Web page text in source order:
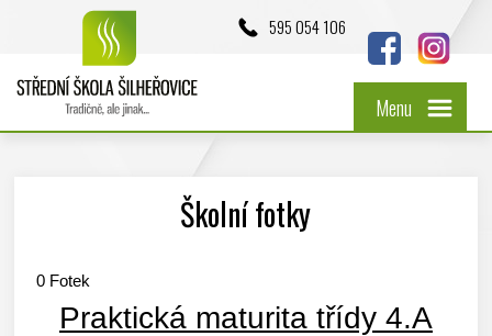
595 054 106
Menu
Školní fotky
0 Fotek
Praktická maturita třídy 4.A